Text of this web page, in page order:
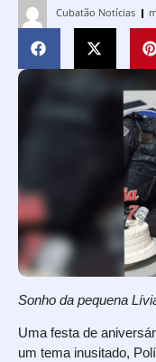
Cubatão Notícias
Sonho da pequena
Uma festa de
um tema inusitado,